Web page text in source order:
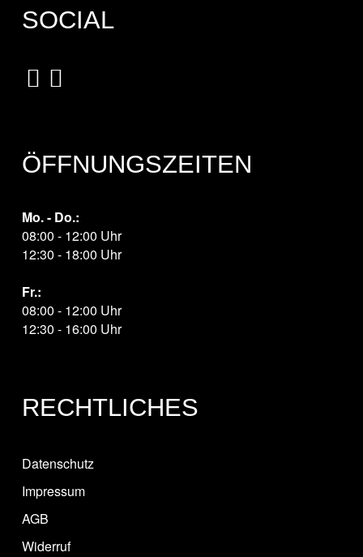
SOCIAL
ÖFFNUNGSZEITEN
Mo. - Do.:
08:00 - 12:00 Uhr
12:30 - 18:00 Uhr
Fr.:
08:00 - 12:00 Uhr
12:30 - 16:00 Uhr
RECHTLICHES
Datenschutz
Impressum
AGB
Widerruf